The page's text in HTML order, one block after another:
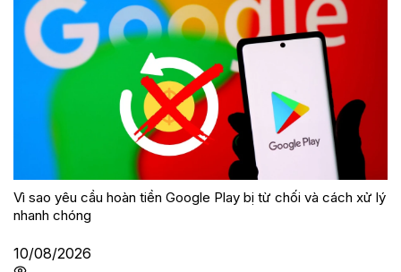
Vì sao yêu cầu hoàn tiền Google Play bị từ chối và cách xử lý
nhanh chóng
10/08/2026